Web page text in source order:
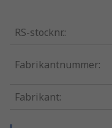
RS-stocknr.:
Fabrikantnummer:
Fabrikant: